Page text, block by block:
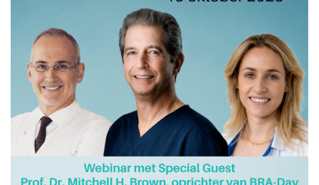
Tumoren en Aandoeningen van de
Borst
Behandeling
Bij de behandeling van een borstkanker hoort
meteen ook een keuze gemaakt te worden rondom